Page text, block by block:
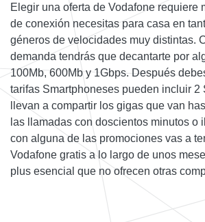
Elegir una oferta de Vodafone requiere
de conexión necesitas para casa en
géneros de velocidades muy distintas.
demanda tendrás que decantarte por
100Mb, 600Mb y 1Gbps. Después
tarifas Smartphoneses pueden incluir 2
llevan a compartir los gigas que van
las llamadas con doscientos minutos o
con alguna de las promociones vas a
Vodafone gratis a lo largo de unos
plus esencial que no ofrecen otras